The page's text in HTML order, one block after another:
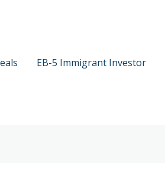
EB-5 Immigrant Investor